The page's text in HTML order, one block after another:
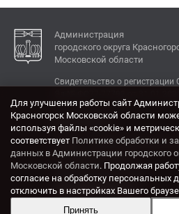
Администрация
городского округа
Московской области
Свидетельство о регистрации
КОНТАКТЫ
Адрес: 143404, Московская
ул. Ленина, дом 4.
Электронная почта:
krasrn@mosreg.ru
Для улучшения работы сайт
Красногорск Московской области
используя файлы «cookie» и
соответствует Политике обработки и
данных в Администрации городского
Московской области. Продолжая
согласие на обработку
отключить в настройках Вашего
Принять